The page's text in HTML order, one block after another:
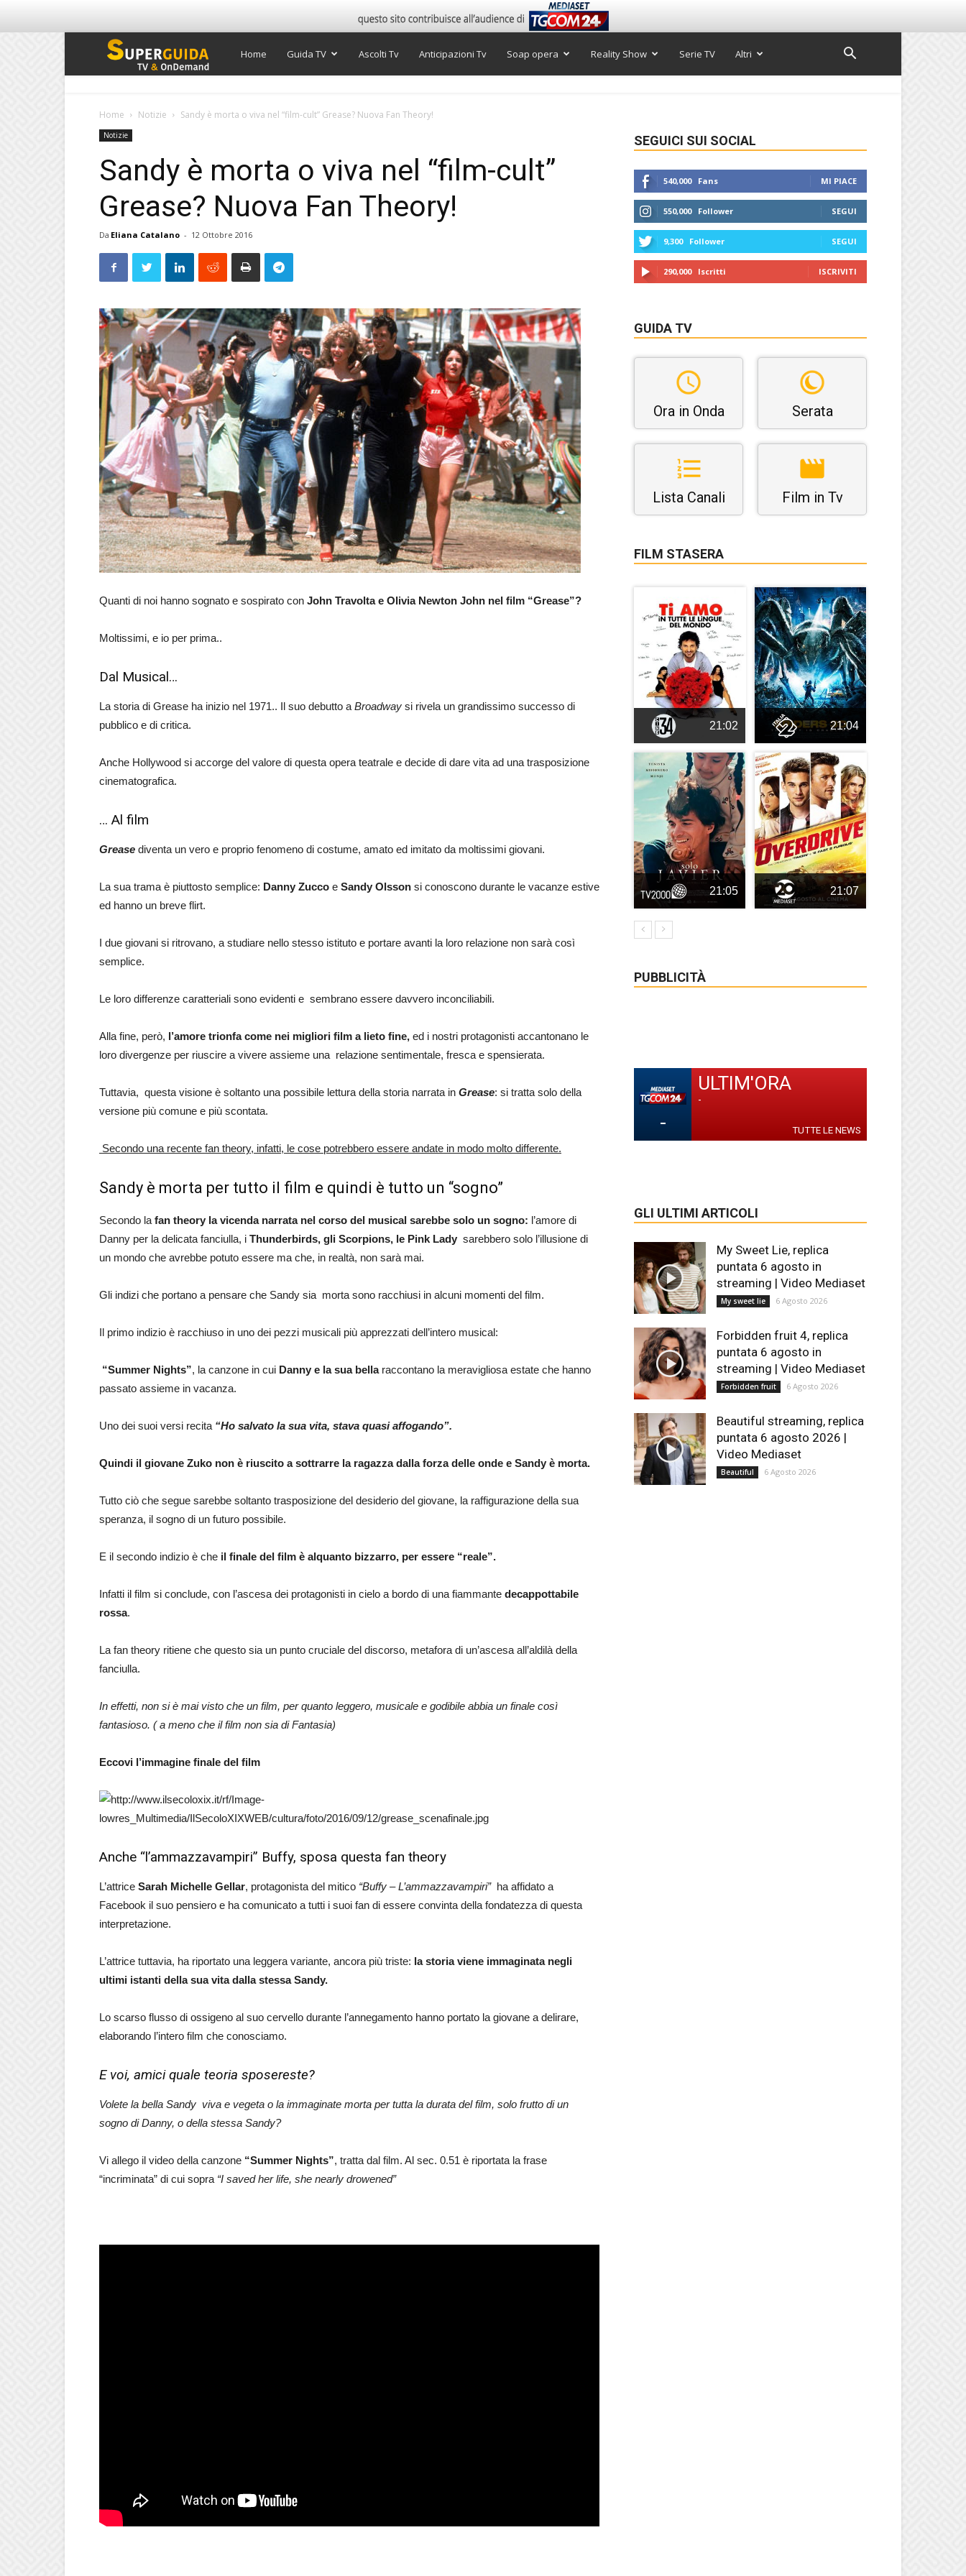
Super
Home Guida TV Ascolti Tv Anticipazioni Tv Soap opera Reality Show Serie TV Altri
Home Notizie Sandy è morta o viva nel “film-cult” Grease? Nuova Fan Theory!
Notizie
Sandy è morta o viva nel “film-cult”
Grease? Nuova Fan Theory!
Da Eliana Catalano - 12 Ottobre 2016
Quanti di noi hanno sognato e sospirato con John Travolta e Olivia Newton John nel film “Grease”?
Moltissimi, e io per prima..
Dal Musical…
La storia di Grease ha inizio nel 1971.. Il suo debutto a Broadway si rivela un grandissimo successo di
pubblico e di critica.
Anche Hollywood si accorge del valore di questa opera teatrale e decide di dare vita ad una trasposizione
cinematografica.
… Al film
Grease diventa un vero e proprio fenomeno di costume, amato ed imitato da moltissimi giovani.
La sua trama è piuttosto semplice: Danny Zucco e Sandy Olsson si conoscono durante le vacanze estive
ed hanno un breve flirt.
I due giovani si ritrovano, a studiare nello stesso istituto e portare avanti la loro relazione non sarà così
semplice.
Le loro differenze caratteriali sono evidenti e sembrano essere davvero inconciliabili.
Alla fine, però, l’amore trionfa come nei migliori film a lieto fine, ed i nostri protagonisti accantonano le
loro divergenze per riuscire a vivere assieme una relazione sentimentale, fresca e spensierata.
Tuttavia, questa visione è soltanto una possibile lettura della storia narrata in Grease: si tratta solo della
versione più comune e più scontata.
Secondo una recente fan theory, infatti, le cose potrebbero essere andate in modo molto differente.
Sandy è morta per tutto il film e quindi è tutto un “sogno”
Secondo la fan theory la vicenda narrata nel corso del musical sarebbe solo un sogno: l’amore di
Danny per la delicata fanciulla, i Thunderbirds, gli Scorpions, le Pink Lady sarebbero solo l’illusione di
un mondo che avrebbe potuto essere ma che, in realtà, non sarà mai.
Gli indizi che portano a pensare che Sandy sia morta sono racchiusi in alcuni momenti del film.
Il primo indizio è racchiuso in uno dei pezzi musicali più apprezzati dell’intero musical:
“Summer Nights”, la canzone in cui Danny e la sua bellaraccontano la meravigliosa estate che hanno
passato assieme in vacanza.
Uno dei suoi versi recita “Ho salvato la sua vita, stava quasi affogando”.
Quindi il giovane Zuko non è riuscito a sottrarre la ragazza dalla forza delle onde e Sandy è morta.
Tutto ciò che segue sarebbe soltanto trasposizione del desiderio del giovane, la raffigurazione della sua
speranza, il sogno di un futuro possibile.
E il secondo indizio è che il finale del film è alquanto bizzarro, per essere “reale”.
Infatti il film si conclude, con l’ascesa dei protagonisti in cielo a bordo di una fiammante decappottabile
rossa.
La fan theory ritiene che questo sia un punto cruciale del discorso, metafora di un’ascesa all’aldilà della
fanciulla.
In effetti, non si è mai visto che un film, per quanto leggero, musicale e godibile abbia un finale così
fantasioso. ( a meno che il film non sia di Fantasia)
Eccovi l’immagine finale del film
Anche “l’ammazzavampiri” Buffy, sposa questa fan theory
L’attrice Sarah Michelle Gellar, protagonista del mitico “Buffy – L’ammazzavampiri”ha affidato a
Facebook il suo pensiero e ha comunicato a tutti i suoi fan di essere convinta della fondatezza di questa
interpretazione.
L’attrice tuttavia, ha riportato una leggera variante, ancora più triste: la storia viene immaginata negli
ultimi istanti della sua vita dalla stessa Sandy.
Lo scarso flusso di ossigeno al suo cervello durante l’annegamento hanno portato la giovane a delirare,
elaborando l’intero film che conosciamo.
E voi, amici quale teoria sposereste?
Volete la bella Sandy viva e vegeta o la immaginate morta per tutta la durata del film, solo frutto di un
sogno di Danny, o della stessa Sandy?
Vi allego il video della canzone “Summer Nights”, tratta dal film. Al sec. 0.51 è riportata la frase
“incriminata” di cui sopra “I saved her life, she nearly drowened”
SEGUICI SUI SOCIAL
540,000 Fans MI PIACE
550,000 Follower SEGUI
9,300 Follower SEGUI
290,000 Iscritti ISCRIVITI
GUIDA TV
Ora in Onda Serata
Lista Canali Film in Tv
FILM STASERA
21:02 21:04
21:05 21:07
PUBBLICITÀ
-
ULTIM'ORA
-
TUTTE LE NEWS
GLI ULTIMI ARTICOLI
My Sweet Lie, replica
puntata 6 agosto in
streaming | Video Mediaset
My sweet lie 6 Agosto 2026
Forbidden fruit 4, replica
puntata 6 agosto in
streaming | Video Mediaset
Forbidden fruit 6 Agosto 2026
Beautiful streaming, replica
puntata 6 agosto 2026 |
Video Mediaset
Beautiful 6 Agosto 2026